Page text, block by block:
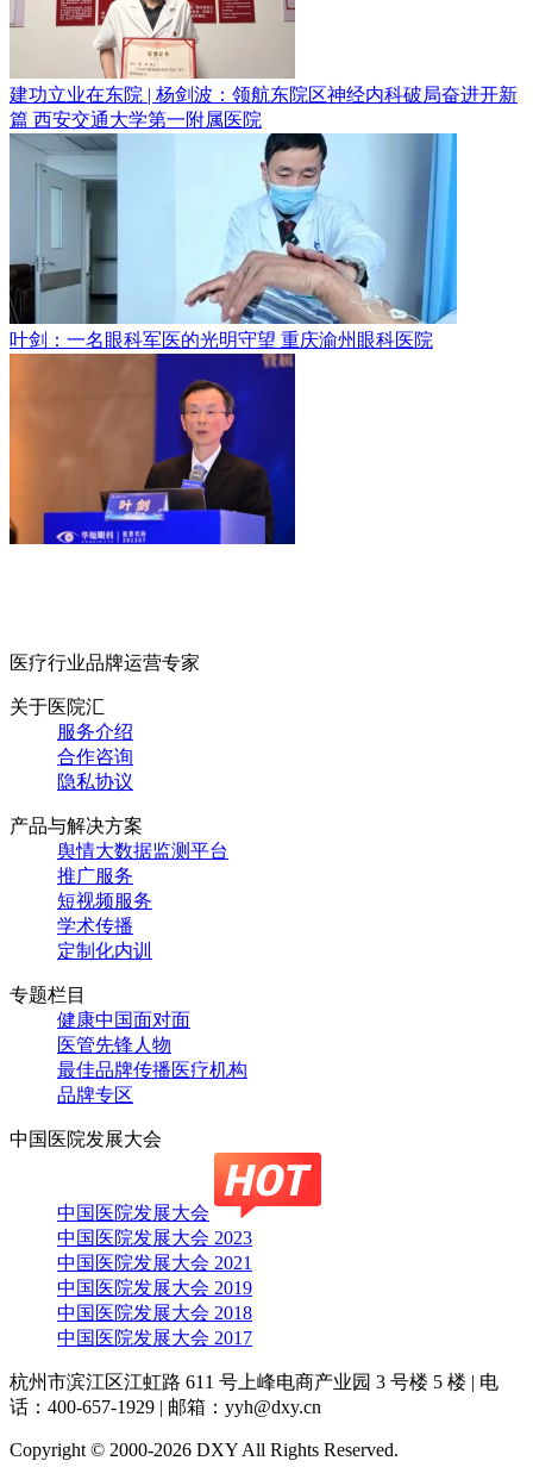
建功立业在东院 | 杨剑波：领航东院区神经内科破局奋进开新
篇 西安交通大学第一附属医院
叶剑：一名眼科军医的光明守望 重庆渝州眼科医院
医疗行业品牌运营专家
关于医院汇
服务介绍
合作咨询
隐私协议
产品与解决方案
舆情大数据监测平台
推广服务
短视频服务
学术传播
定制化内训
专题栏目
健康中国面对面
医管先锋人物
最佳品牌传播医疗机构
品牌专区
中国医院发展大会
中国医院发展大会
中国医院发展大会 2023
中国医院发展大会 2021
中国医院发展大会 2019
中国医院发展大会 2018
中国医院发展大会 2017
杭州市滨江区江虹路 611 号上峰电商产业园 3 号楼 5 楼 | 电
话：400-657-1929 | 邮箱：yyh@dxy.cn
Copyright © 2000-2026 DXY All Rights Reserved.